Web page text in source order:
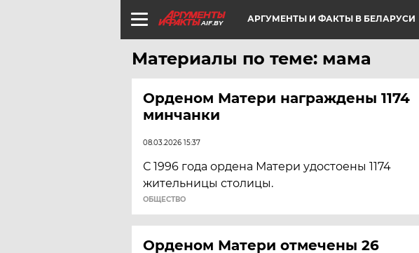
AIF.BY АРГУМЕНТЫ И ФАКТЫ В БЕЛАРУСИ
Материалы по теме: мама
Орденом Матери награждены 1174
минчанки
08.03.2026 15:37
С 1996 года ордена Матери удостоены 1174
жительницы столицы.
ОБЩЕСТВО
Орденом Матери отмечены 26